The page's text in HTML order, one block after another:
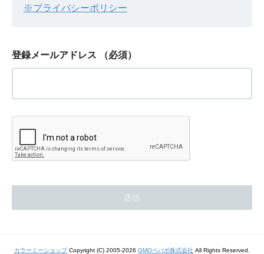
※プライバシーポリシー
登録メールアドレス （必須）
カラーミーショップCopyright (C) 2005-2026 GMOペパボ株式会社 All Rights Reserved.